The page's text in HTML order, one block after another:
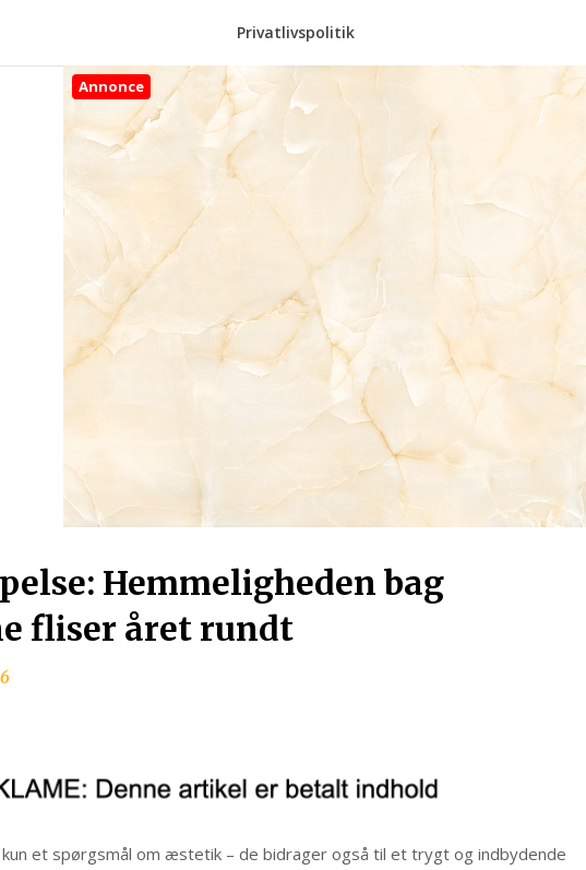
Privatlivspolitik
Annonce
Hemmeligheden bag
fliser året rundt
kun et spørgsmål om æstetik – de bidrager også til et trygt og indbydende